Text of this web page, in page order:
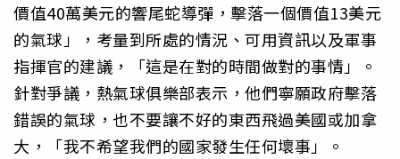
價值40萬美元的響尾蛇導彈，擊落一個價值13美元
的氣球」，考量到所處的情況、可用資訊以及軍事
指揮官的建議，「這是在對的時間做對的事情」。
針對爭議，熱氣球俱樂部表示，他們寧願政府擊落
錯誤的氣球，也不要讓不好的東西飛過美國或加拿
大，「我不希望我們的國家發生任何壞事」。